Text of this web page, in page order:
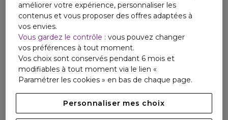
améliorer votre expérience, personnaliser les
contenus et vous proposer des offres adaptées à
vos envies.
Vous gardez le contrôle : vous pouvez changer
vos préférences à tout moment.
Vos choix sont conservés pendant 6 mois et
modifiables à tout moment via le lien «
Paramétrer les cookies » en bas de chaque page.
Personnaliser mes choix